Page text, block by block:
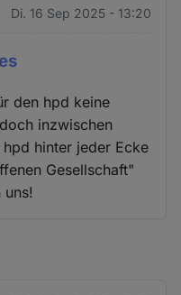
Di. 16 Sep 2025 - 13:20
den hpd keine
inzwischen
hinter jeder Ecke
Gesellschaft"